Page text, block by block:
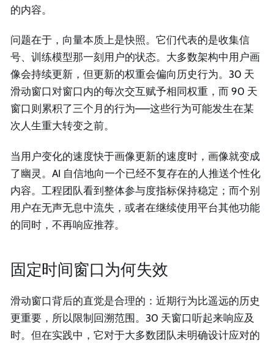
的内容。
问题在于，向量本质上是快照。它们代表的是收集信
号、训练模型那一刻用户的状态。大多数架构中用户画
像会持续更新，但更新的权重会偏向历史行为。30 天
滑动窗口对窗口内的每次交互赋予相同权重，而 90 天
窗口则累积了三个月的行为——这些行为可能发生在某
次人生重大转变之前。
当用户变化的速度快于画像更新的速度时，画像就变成
了幽灵。AI 自信地向一个已经不复存在的人推送个性化
内容。工程团队看到整体参与度指标保持稳定；而个别
用户在无声无息中流失，或者在继续使用平台其他功能
的同时，不再响应推荐。
固定时间窗口为何失效
滑动窗口背后的直觉是合理的：近期行为比遥远的历史
更重要，所以限制回溯范围。30 天窗口听起来响应及
时。但在实践中，它对于大多数团队未明确设计应对的